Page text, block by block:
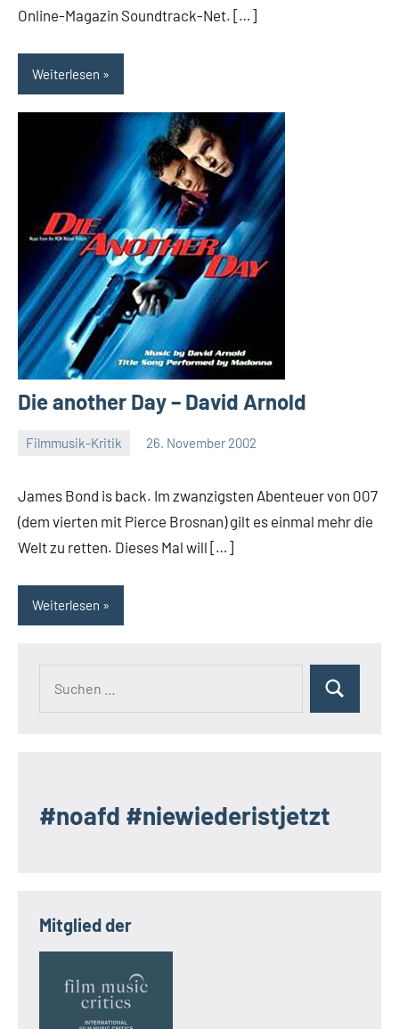
Online-Magazin Soundtrack-Net. […]
Weiterlesen
Die another Day – David Arnold
Filmmusik-Kritik 26. November 2002
James Bond is back. Im zwanzigsten Abenteuer von 007
(dem vierten mit Pierce Brosnan) gilt es einmal mehr die
Welt zu retten. Dieses Mal will […]
Weiterlesen
Suchen
#noafd #niewiederistjetzt
Mitglied der